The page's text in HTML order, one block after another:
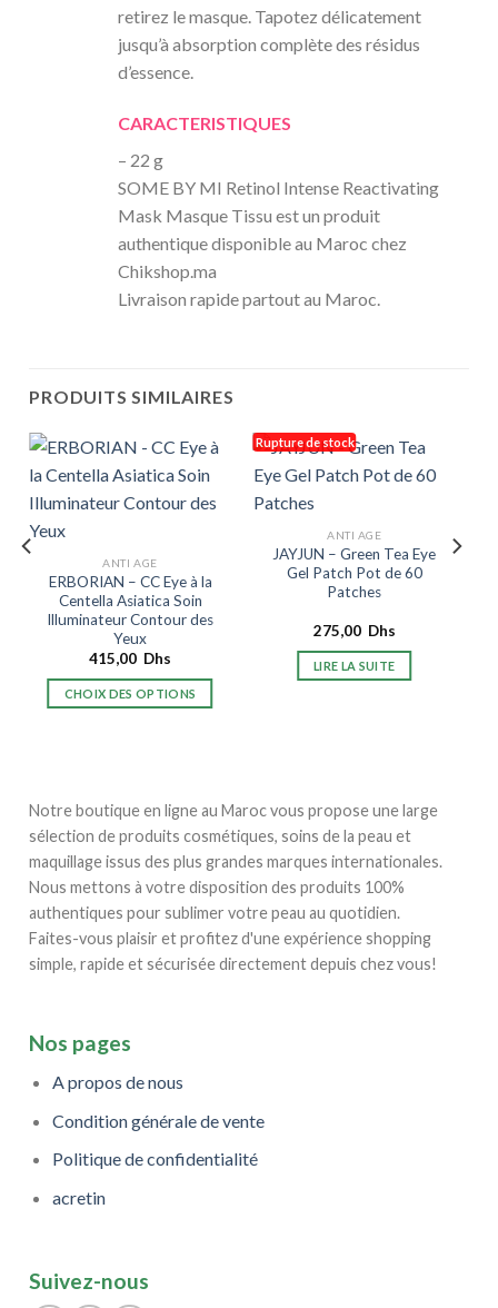
retirez le masque. Tapotez délicatement
jusqu’à absorption complète des résidus
d’essence.
CARACTERISTIQUES
– 22 g
SOME BY MI Retinol Intense Reactivating
Mask Masque Tissu est un produit
authentique disponible au Maroc chez
Chikshop.ma
Livraison rapide partout au Maroc.
PRODUITS SIMILAIRES
ANTI AGE
ERBORIAN – CC Eye à la
Centella Asiatica Soin
Illuminateur Contour des
Yeux
415,00 Dhs
CHOIX DES OPTIONS
variations.
Les
options
peuvent
choisies
la
produit
Rupture de stock
ANTI AGE
JAYJUN – Green Tea Eye
Gel Patch Pot de 60
Patches
275,00 Dhs
LIRE LA SUITE
Notre boutique en ligne au Maroc vous propose une large
sélection de produits cosmétiques, soins de la peau et
maquillage issus des plus grandes marques internationales.
Nous mettons à votre disposition des produits 100%
authentiques pour sublimer votre peau au quotidien.
Faites-vous plaisir et profitez d'une expérience shopping
simple, rapide et sécurisée directement depuis chez vous!
Nos pages
A propos de nous
Condition générale de vente
Politique de confidentialité
acretin
Suivez-nous